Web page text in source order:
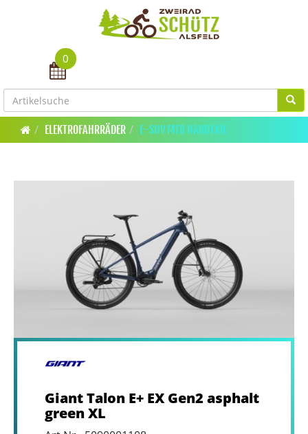
Toggle navigation
0
ELEKTROFAHRRÄDER E-SUV MTB HARDTAIL
Giant Talon E+ EX Gen2 asphalt
green XL